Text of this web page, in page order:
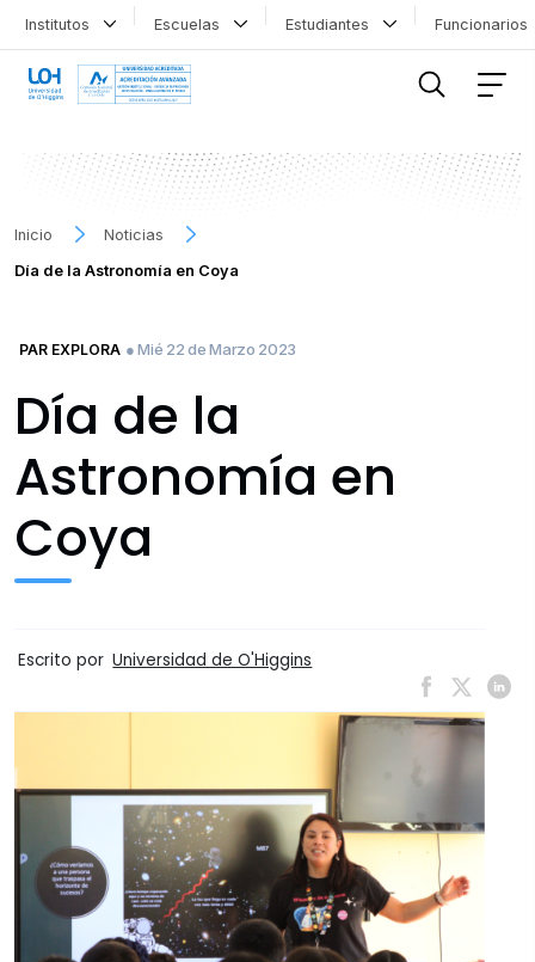
Institutos Escuelas Estudiantes
Inicio
Noticias
Día de la Astronomía en Coya
PAR EXPLORA ● Mié 22 de Marzo 2023
Día de la
Astronomía en
Coya
Escrito por Universidad de O'Higgins